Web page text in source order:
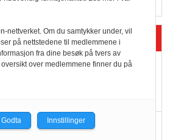
i praksis
flaggskip
opprettholdes
nettverket. Om du samtykker under, vil
på nettstedene til medlemmene i
fra dine besøk på tvers av
over medlemmene finner du på
Godta Innstillinger